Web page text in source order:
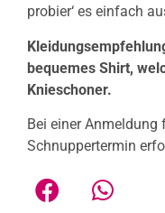
probier‘ es einfach
bequemes Shirt,
Knieschoner.
Bei einer Anmeldung
Schnuppertermin